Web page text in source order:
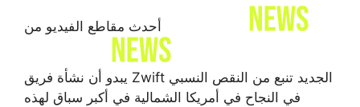
أحدث مقاطع الفيديو من
يبدو أن نشأة فريق Zwift الجديد تنبع من النقص النسبي
في النجاح في أمريكا الشمالية في أكبر سباق لهذه